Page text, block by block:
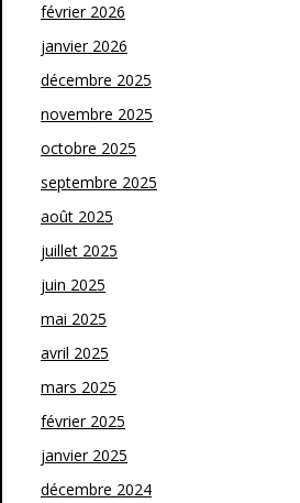
février 2026
janvier 2026
décembre 2025
novembre 2025
octobre 2025
septembre 2025
août 2025
juillet 2025
juin 2025
mai 2025
avril 2025
mars 2025
février 2025
janvier 2025
décembre 2024